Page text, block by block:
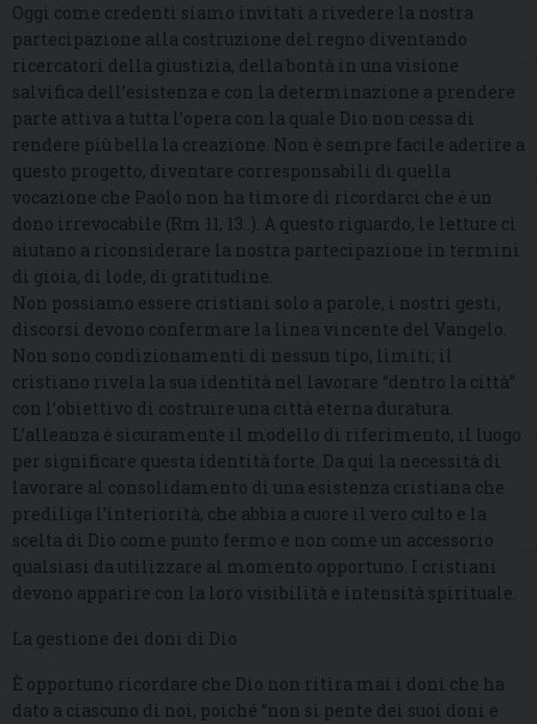
Oggi come credenti siamo invitati a rivedere la nostra
partecipazione alla costruzione del regno diventando
ricercatori della giustizia, della bontà in una visione
salvifica dell’esistenza e con la determinazione a prendere
parte attiva a tutta l’opera con la quale Dio non cessa di
rendere più bella la creazione. Non è sempre facile aderire a
questo progetto, diventare corresponsabili di quella
vocazione che Paolo non ha timore di ricordarci che è un
dono irrevocabile (Rm 11, 13..). A questo riguardo, le letture ci
aiutano a riconsiderare la nostra partecipazione in termini
di gioia, di lode, di gratitudine.
Non possiamo essere cristiani solo a parole, i nostri gesti,
discorsi devono confermare la linea vincente del Vangelo.
Non sono condizionamenti di nessun tipo, limiti; il
cristiano rivela la sua identità nel lavorare “dentro la città”
con l’obiettivo di costruire una città eterna duratura.
L’alleanza è sicuramente il modello di riferimento, il luogo
per significare questa identità forte. Da qui la necessità di
lavorare al consolidamento di una esistenza cristiana che
prediliga l’interiorità, che abbia a cuore il vero culto e la
scelta di Dio come punto fermo e non come un accessorio
qualsiasi da utilizzare al momento opportuno. I cristiani
devono apparire con la loro visibilità e intensità spirituale.
La gestione dei doni di Dio
È opportuno ricordare che Dio non ritira mai i doni che ha
dato a ciascuno di noi, poiché “non si pente dei suoi doni e